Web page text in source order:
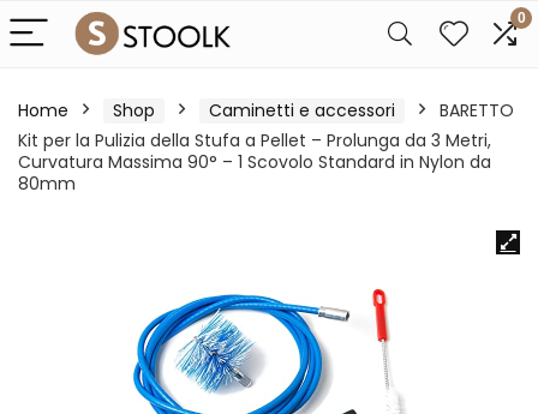
0
Home Shop Caminetti e accessori
BARETTO
Kit per la Pulizia della Stufa a Pellet – Prolunga da 3 Metri,
Curvatura Massima 90° – 1 Scovolo Standard in Nylon da
80mm